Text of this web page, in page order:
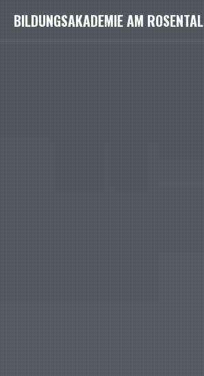
BILDUNGSAKADEMIE AM ROSENTAL